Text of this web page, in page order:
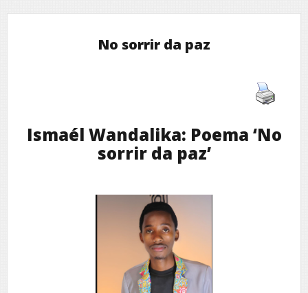
No sorrir da paz
Ismaél Wandalika: Poema ‘No
sorrir da paz’